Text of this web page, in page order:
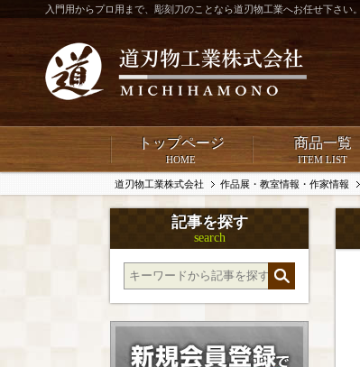
入門用からプロ用まで、彫刻刀のことなら道刃物工業へお任せ下さい。
トップページ
HOME
商品一覧
ITEM LIST
道刃物工業株式会社 作品展・教室情報・作家情報
記事を探す
search